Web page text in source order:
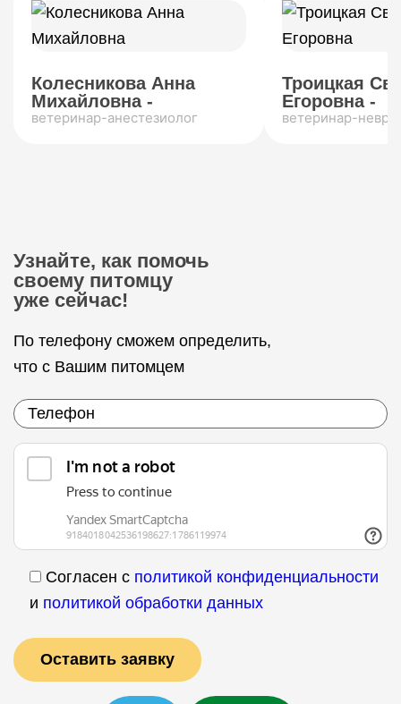
Колесникова Анна
Михайловна -
ветеринар-анестезиолог
Троицкая
Егоровна -
ветеринар-
Узнайте, как помочь
своему питомцу
уже сейчас!
По телефону сможем определить,
что с Вашим питомцем
Согласен с политикой конфиденциальности
и политикой обработки данных